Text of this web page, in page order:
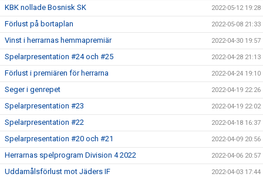
KBK nollade Bosnisk SK 2022-05-12 19:28
Förlust på bortaplan 2022-05-08 21:33
Vinst i herrarnas hemmapremiär 2022-04-30 19:57
Spelarpresentation #24 och #25 2022-04-28 21:13
Förlust i premiären för herrarna 2022-04-24 19:10
Seger i genrepet 2022-04-19 22:26
Spelarpresentation #23 2022-04-19 22:02
Spelarpresentation #22 2022-04-18 16:37
Spelarpresentation #20 och #21 2022-04-09 20:56
Herrarnas spelprogram Division 4 2022 2022-04-06 20:57
Uddamålsförlust mot Jäders IF 2022-04-03 17:44